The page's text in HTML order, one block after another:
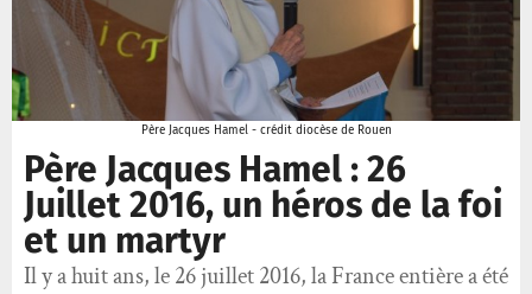
Père Jacques Hamel - crédit diocèse de Rouen
Père Jacques Hamel : 26
Juillet 2016, un héros de la foi
et un martyr
Il y a huit ans, le 26 juillet 2016, la France entière a été